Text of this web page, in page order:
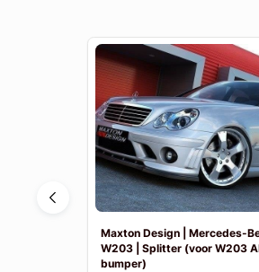
Maxton Design | Mercedes-
W203 | Splitter (voor W203
bumper)